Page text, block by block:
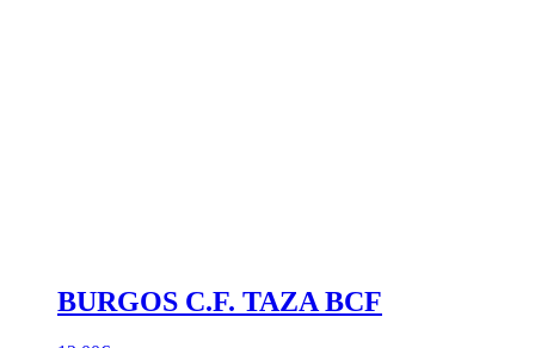
BURGOS C.F. TAZA BCF